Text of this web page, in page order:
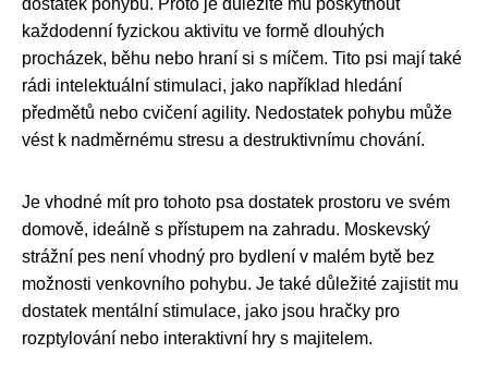
dostatek pohybu. Proto je důležité mu poskytnout
každodenní fyzickou aktivitu ve formě dlouhých
procházek, běhu nebo hraní si s míčem. Tito psi mají také
rádi intelektuální stimulaci, jako například hledání
předmětů nebo cvičení agility. Nedostatek pohybu může
vést k nadměrnému stresu a destruktivnímu chování.
Je vhodné mít pro tohoto psa dostatek prostoru ve svém
domově, ideálně s přístupem na zahradu. Moskevský
strážní pes není vhodný pro bydlení v malém bytě bez
možnosti venkovního pohybu. Je také důležité zajistit mu
dostatek mentální stimulace, jako jsou hračky pro
rozptylování nebo interaktivní hry s majitelem.